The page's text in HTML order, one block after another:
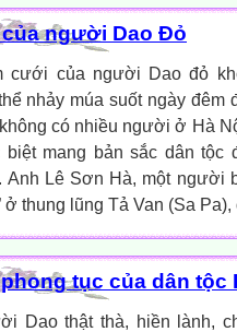
người Dao Đỏ
cưới của người Dao đỏ
nhảy múa suốt ngày đêm
có nhiều người ở Hà
mang bản sắc dân tộc
Anh Lê Sơn Hà, một người
ở thung lũng Tả Van (Sa
tục của dân tộc
Dao thật thà, hiền lành,